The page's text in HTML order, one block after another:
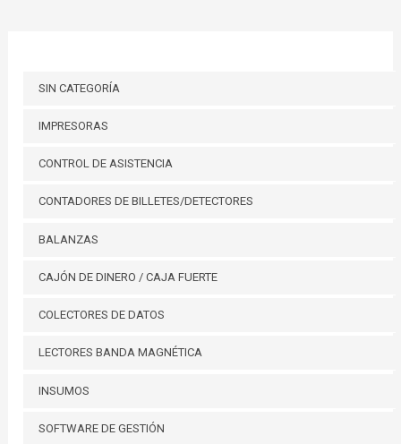
SIN CATEGORÍA
IMPRESORAS
CONTROL DE ASISTENCIA
CONTADORES DE BILLETES/DETECTORES
BALANZAS
CAJÓN DE DINERO / CAJA FUERTE
COLECTORES DE DATOS
LECTORES BANDA MAGNÉTICA
INSUMOS
SOFTWARE DE GESTIÓN